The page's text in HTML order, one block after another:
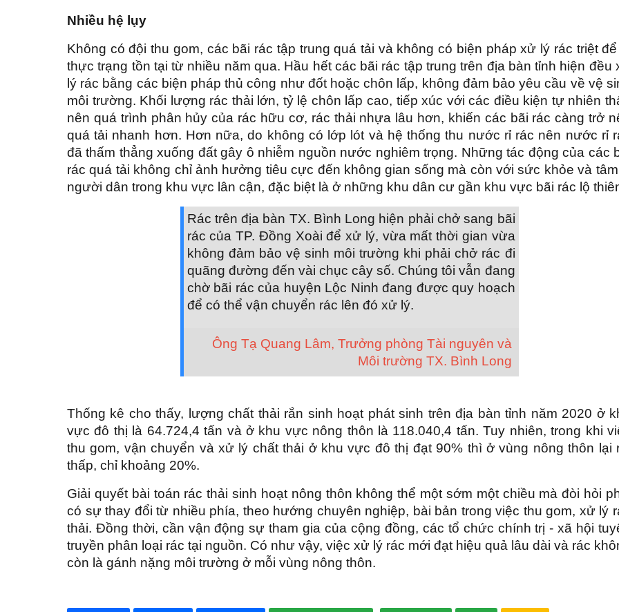
Nhiều hệ lụy
Không có đội thu gom, các bãi rác tập trung quá tải và không có biện pháp xử lý rác triệt để
thực trạng tồn tại từ nhiều năm qua. Hầu hết các bãi rác tập trung trên địa bàn tỉnh hiện đều
lý rác bằng các biện pháp thủ công như đốt hoặc chôn lấp, không đảm bảo yêu cầu về vệ
môi trường. Khối lượng rác thải lớn, tỷ lệ chôn lấp cao, tiếp xúc với các điều kiện tự nhiên
nên quá trình phân hủy của rác hữu cơ, rác thải nhựa lâu hơn, khiến các bãi rác càng trở
quá tải nhanh hơn. Hơn nữa, do không có lớp lót và hệ thống thu nước rỉ rác nên nước rỉ
đã thấm thẳng xuống đất gây ô nhiễm nguồn nước nghiêm trọng. Những tác động của các
rác quá tải không chỉ ảnh hưởng tiêu cực đến không gian sống mà còn với sức khỏe và
người dân trong khu vực lân cận, đặc biệt là ở những khu dân cư gần khu vực bãi rác lộ
Rác trên địa bàn TX. Bình Long hiện phải chở sang bãi
rác của TP. Đồng Xoài để xử lý, vừa mất thời gian vừa
không đảm bảo vệ sinh môi trường khi phải chở rác đi
quãng đường đến vài chục cây số. Chúng tôi vẫn đang
chờ bãi rác của huyện Lộc Ninh đang được quy hoạch
để có thể vận chuyển rác lên đó xử lý.
Ông Tạ Quang Lâm, Trưởng phòng Tài nguyên và
Môi trường TX. Bình Long
Thống kê cho thấy, lượng chất thải rắn sinh hoạt phát sinh trên địa bàn tỉnh năm 2020 ở
vực đô thị là 64.724,4 tấn và ở khu vực nông thôn là 118.040,4 tấn. Tuy nhiên, trong khi
thu gom, vận chuyển và xử lý chất thải ở khu vực đô thị đạt 90% thì ở vùng nông thôn lại
thấp, chỉ khoảng 20%.
Giải quyết bài toán rác thải sinh hoạt nông thôn không thể một sớm một chiều mà đòi hỏi
có sự thay đổi từ nhiều phía, theo hướng chuyên nghiệp, bài bản trong việc thu gom, xử lý
thải. Đồng thời, cần vận động sự tham gia của cộng đồng, các tổ chức chính trị - xã hội
truyền phân loại rác tại nguồn. Có như vậy, việc xử lý rác mới đạt hiệu quả lâu dài và rác
còn là gánh nặng môi trường ở mỗi vùng nông thôn.